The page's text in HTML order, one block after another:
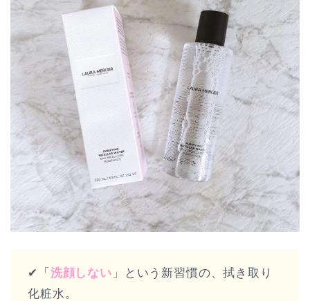
✔︎「 洗顔しない 」という新習慣の、拭き取り
化粧水。